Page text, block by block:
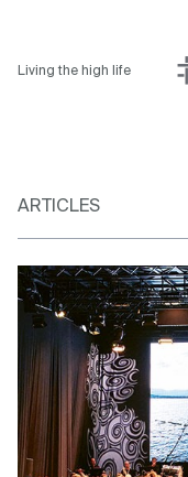
Living the high life
ARTICLES